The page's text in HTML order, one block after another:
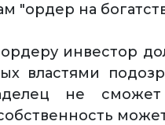
"ордер на
инвестор
властями
не сможет